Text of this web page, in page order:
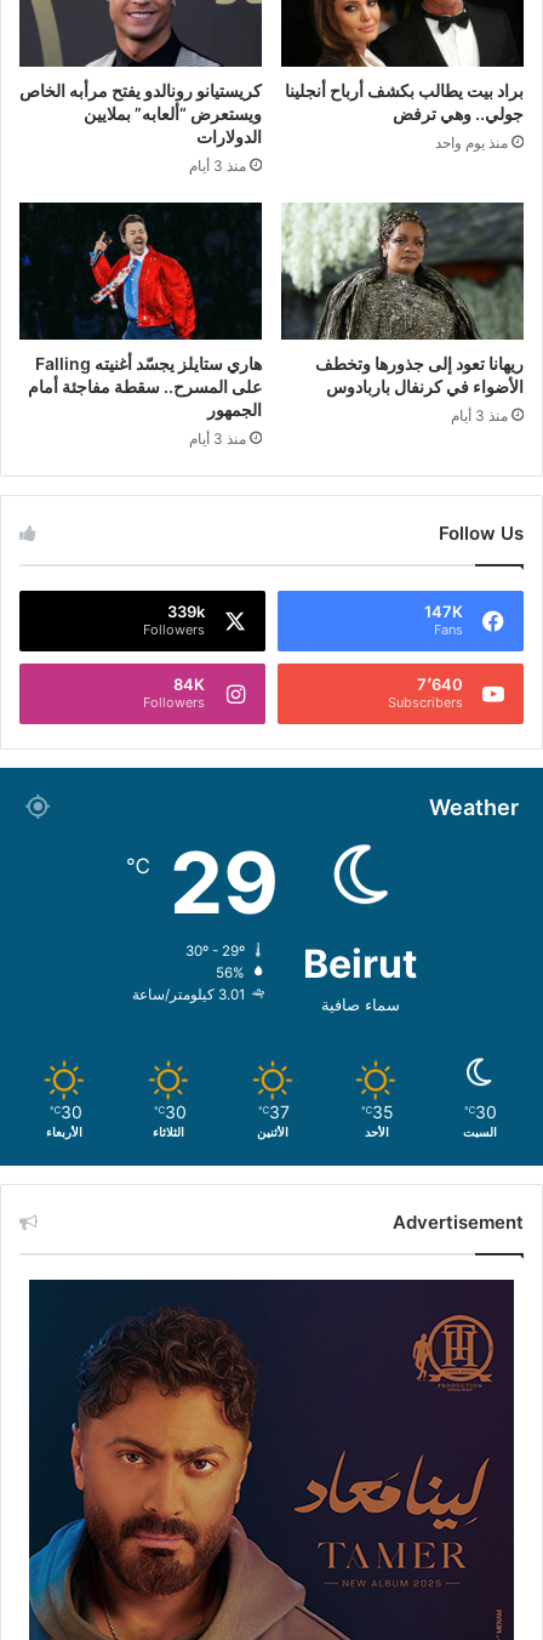
براد بيت يطالب بكشف أرباح أنجلينا
جولي.. وهي ترفض
منذ يوم واحد
كريستيانو رونالدو يفتح مرأبه الخاص
ويستعرض “ألعابه” بملايين
الدولارات
منذ 3 أيام
ريهانا تعود إلى جذورها وتخطف
الأضواء في كرنفال باربادوس
منذ 3 أيام
هاري ستايلز يجسّد أغنيته Falling
على المسرح.. سقطة مفاجئة أمام
الجمهور
منذ 3 أيام
Follow Us
147K
Fans
339k
Followers
7٬640
Subscribers
84K
Followers
Weather
Beirut
سماء صافية
29
℃
56%
3.01 كيلومتر/ساعة
30
℃
السبت
35
℃
الأحد
37
℃
الأثنين
30
℃
الثلاثاء
30
℃
الأربعاء
Advertisement